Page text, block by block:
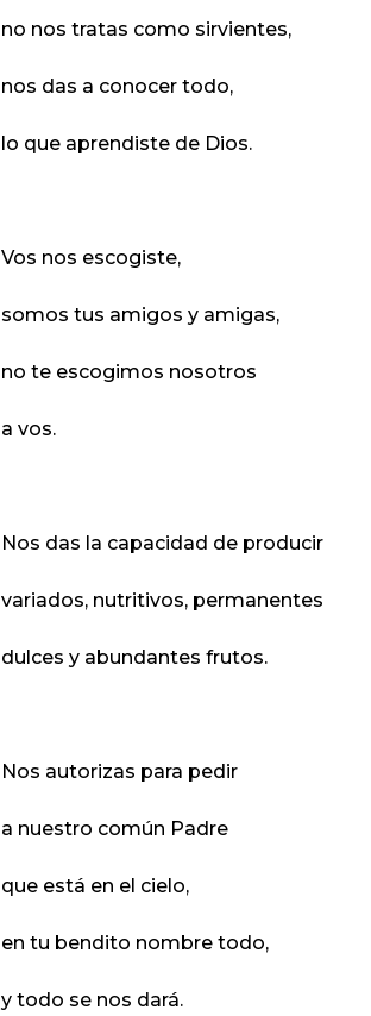
no nos tratas como sirvientes,
nos das a conocer todo,
lo que aprendiste de Dios.
Vos nos escogiste,
somos tus amigos y amigas,
no te escogimos nosotros
a vos.
Nos das la capacidad de producir
variados, nutritivos, permanentes
dulces y abundantes frutos.
Nos autorizas para pedir
a nuestro común Padre
que está en el cielo,
en tu bendito nombre todo,
y todo se nos dará.